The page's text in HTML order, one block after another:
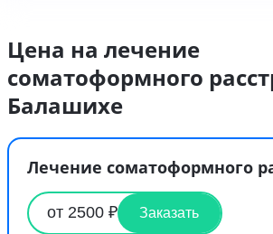
Цена на лечение
соматоформного
Балашихе
Лечение соматоформного
от 2500 ₽ Заказать